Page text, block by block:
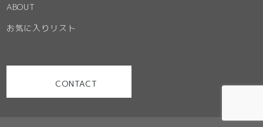
ABOUT
お気に入りリスト
CONTACT